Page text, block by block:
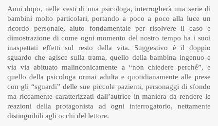
Anni dopo, nelle vesti di una psicologa, interrogherà una serie di
bambini molto particolari, portando a poco a poco alla luce un
ricordo personale, aiuto fondamentale per risolvere il caso e
dimostrazione di come ogni momento del nostro tempo ha i suoi
inaspettati effetti sul resto della vita. Suggestivo è il doppio
sguardo che agisce sulla trama, quello della bambina ingenuo e
via via abituato malinconicamente a “non chiedere perché”, e
quello della psicologa ormai adulta e quotidianamente alle prese
con gli “sguardi” delle sue piccole pazienti, personaggi di sfondo
ma riccamente caratterizzati dall’autrice in maniera da rendere le
reazioni della protagonista ad ogni interrogatorio, nettamente
distinguibili agli occhi del lettore.